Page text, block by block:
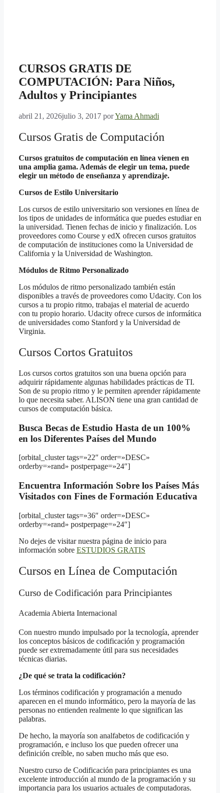
CURSOS GRATIS DE
COMPUTACIÓN: Para Niños,
Adultos y Principiantes
abril 21, 2026julio 3, 2017 porYama Ahmadi
Cursos Gratis de Computación
Cursos gratuitos de computación en línea vienen en
una amplia gama. Además de elegir un tema, puede
elegir un método de enseñanza y aprendizaje.
Cursos de Estilo Universitario
Los cursos de estilo universitario son versiones en línea de
los tipos de unidades de informática que puedes estudiar en
la universidad. Tienen fechas de inicio y finalización. Los
proveedores como Course y edX ofrecen cursos gratuitos
de computación de instituciones como la Universidad de
California y la Universidad de Washington.
Módulos de Ritmo Personalizado
Los módulos de ritmo personalizado también están
disponibles a través de proveedores como Udacity. Con los
cursos a tu propio ritmo, trabajas el material de acuerdo
con tu propio horario. Udacity ofrece cursos de informática
de universidades como Stanford y la Universidad de
Virginia.
Cursos Cortos Gratuitos
Los cursos cortos gratuitos son una buena opción para
adquirir rápidamente algunas habilidades prácticas de TI.
Son de su propio ritmo y le permiten aprender rápidamente
lo que necesita saber. ALISON tiene una gran cantidad de
cursos de computación básica.
Busca Becas de Estudio Hasta de un 100%
en los Diferentes Países del Mundo
[orbital_cluster tags=»22″ order=»DESC»
orderby=»rand» postperpage=»24″]
Encuentra Información Sobre los Países Más
Visitados con Fines de Formación Educativa
[orbital_cluster tags=»36″ order=»DESC»
orderby=»rand» postperpage=»24″]
No dejes de visitar nuestra página de inicio para
información sobre ESTUDIOS GRATIS
Cursos en Línea de Computación
Curso de Codificación para Principiantes
Academia Abierta Internacional
Con nuestro mundo impulsado por la tecnología, aprender
los conceptos básicos de codificación y programación
puede ser extremadamente útil para sus necesidades
técnicas diarias.
¿De qué se trata la codificación?
Los términos codificación y programación a menudo
aparecen en el mundo informático, pero la mayoría de las
personas no entienden realmente lo que significan las
palabras.
De hecho, la mayoría son analfabetos de codificación y
programación, e incluso los que pueden ofrecer una
definición creíble, no saben mucho más que eso.
Nuestro curso de Codificación para principiantes es una
excelente introducción al mundo de la programación y su
importancia para los usuarios actuales de computadoras.